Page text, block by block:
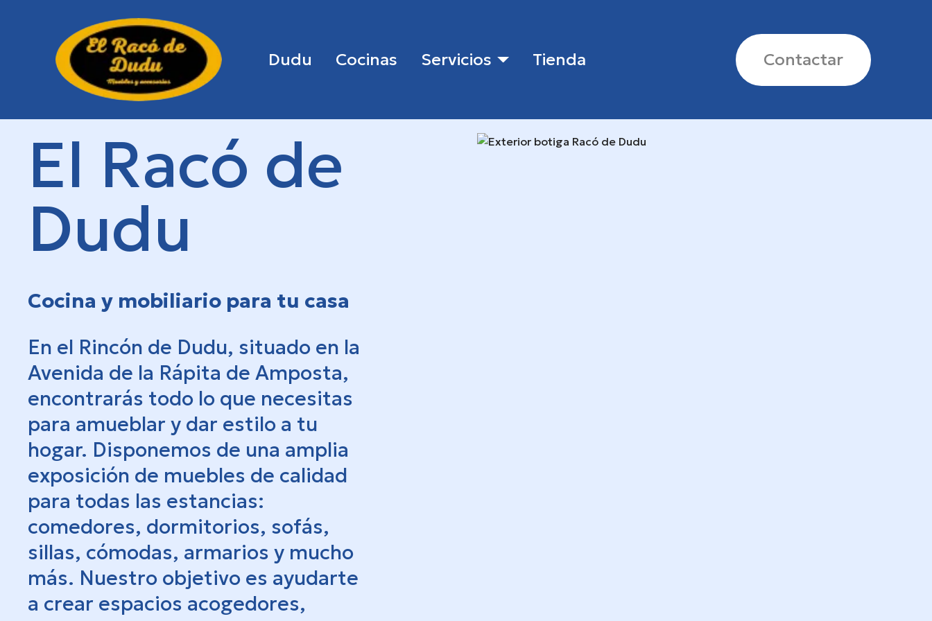
Dudu Cocinas Servicios Tienda Contactar
El Racó de
Dudu
Cocina y mobiliario para tu casa
En el Rincón de Dudu, situado en la
Avenida de la Rápita de Amposta,
encontrarás todo lo que necesitas
para amueblar y dar estilo a tu
hogar. Disponemos de una amplia
exposición de muebles de calidad
para todas las estancias:
comedores, dormitorios, sofás,
sillas, cómodas, armarios y mucho
más. Nuestro objetivo es ayudarte
a crear espacios acogedores,